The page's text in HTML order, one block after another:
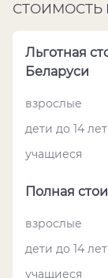
СТОИМОСТЬ
Льготная
Беларуси
взрослые
дети до 14 лет
учащиеся
Полная
взрослые
дети до 14 лет
учащиеся